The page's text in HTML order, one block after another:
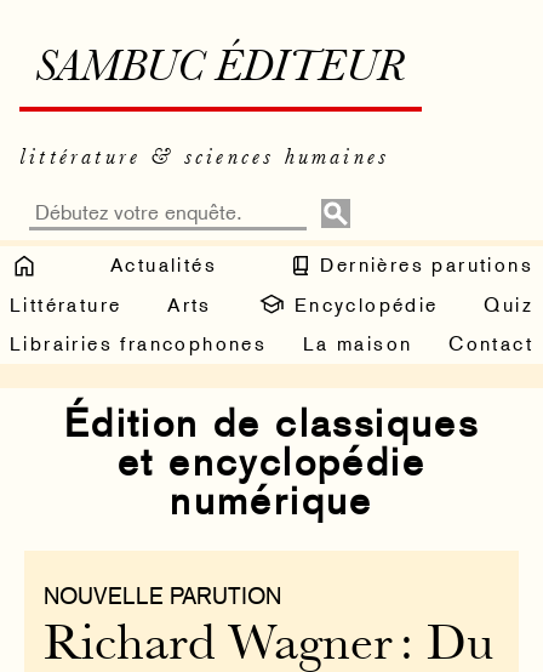
SAMBUC ÉDITEUR
littérature & sciences humaines
Actualités
Dernières parutions
Littérature
Arts Encyclopédie
Quiz
Librairies francophones
La maison Contact
Édition de classiques
et encyclopédie
numérique
NOUVELLE PARUTION
Richard Wagner : Du